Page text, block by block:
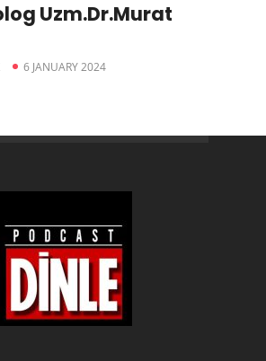
Uzm.Dr.Murat
6 JANUARY 2024